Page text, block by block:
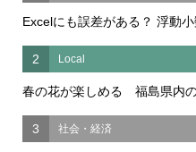
Excelにも誤差がある？ 浮動
2 Local
春の花が楽しめる 福島県内
3 社会・経済